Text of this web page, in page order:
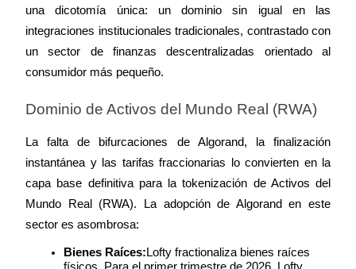
una dicotomía única: un dominio sin igual en las
integraciones institucionales tradicionales, contrastado con
un sector de finanzas descentralizadas orientado al
consumidor más pequeño.
Dominio de Activos del Mundo Real (RWA)
La falta de bifurcaciones de Algorand, la finalización
instantánea y las tarifas fraccionarias lo convierten en la
capa base definitiva para la tokenización de Activos del
Mundo Real (RWA). La adopción de Algorand en este
sector es asombrosa:
Bienes Raíces:Lofty fractionaliza bienes raíces